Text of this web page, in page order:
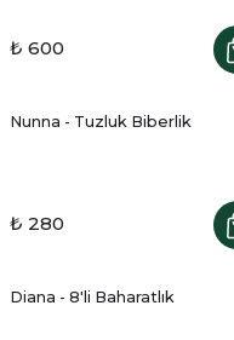
₺ 600
Nunna - Tuzluk Biberlik
₺ 280
Diana - 8'li Baharatlık